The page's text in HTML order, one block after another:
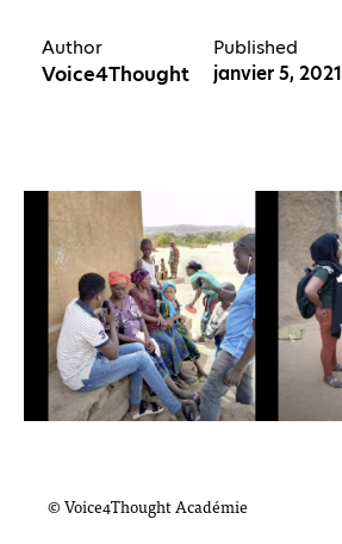
Author
Voice4Thought
Published
janvier 5, 2021
© Voice4Thought Académie